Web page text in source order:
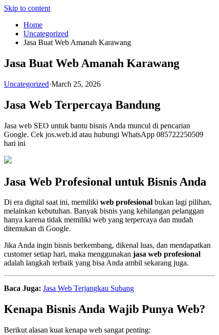
Skip to content
Home
Uncategorized
Jasa Buat Web Amanah Karawang
Jasa Buat Web Amanah Karawang
Uncategorized·March 25, 2026
Jasa Web Terpercaya Bandung
Jasa web SEO untuk bantu bisnis Anda muncul di pencarian
Google. Cek jos.web.id atau hubungi WhatsApp 085722250509
hari ini
Jasa Web Profesional untuk Bisnis Anda
Di era digital saat ini, memiliki web profesional bukan lagi pilihan,
melainkan kebutuhan. Banyak bisnis yang kehilangan pelanggan
hanya karena tidak memiliki web yang terpercaya dan mudah
ditemukan di Google.
Jika Anda ingin bisnis berkembang, dikenal luas, dan mendapatkan
customer setiap hari, maka menggunakan jasa web profesional
adalah langkah terbaik yang bisa Anda ambil sekarang juga.
Baca Juga: Jasa Web Terjangkau Subang
Kenapa Bisnis Anda Wajib Punya Web?
Berikut alasan kuat kenapa web sangat penting: